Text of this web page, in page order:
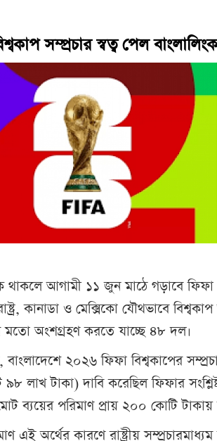
সম্প্রচার স্বত্ব পেল বাংলালিংক
থাকলে আগামী ১১ জুন মাঠে গড়াবে
কানাডা ও মেক্সিকো যৌথভাবে
মতো অংশগ্রহণ করতে যাচ্ছে ৪৮ দল।
বাংলাদেশে ২০২৬ ফিফা বিশ্বকাপের
লাখ টাকা) দাবি করেছিল ফিফার
ব্যয়ের পরিমাণ প্রায় ২০০ কোটি টাকায়
এই অর্থের কারণে রাষ্ট্রীয়